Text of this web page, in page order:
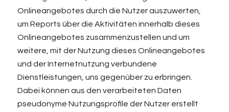
Onlineangebotes durch die Nutzer auszuwerten,
um Reports über die Aktivitäten innerhalb dieses
Onlineangebotes zusammenzustellen und um
weitere, mit der Nutzung dieses Onlineangebotes
und der Internetnutzung verbundene
Dienstleistungen, uns gegenüber zu erbringen.
Dabei können aus den verarbeiteten Daten
pseudonyme Nutzungsprofile der Nutzer erstellt